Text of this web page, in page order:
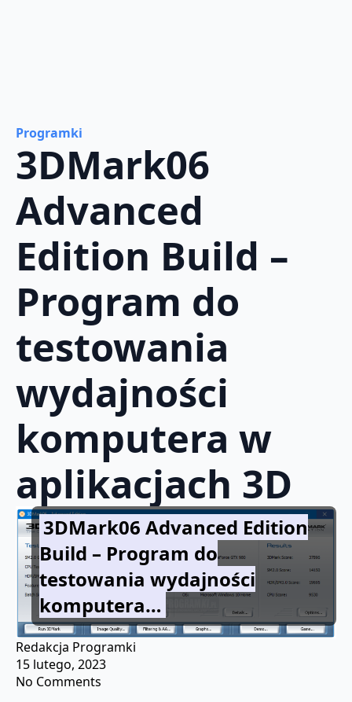
Programki
3DMark06
Advanced
Edition Build –
Program do
testowania
wydajności
komputera w
aplikacjach 3D
3DMark06 Advanced Edition
Build – Program do
testowania wydajności
komputera…
Redakcja Programki
15 lutego, 2023
No Comments